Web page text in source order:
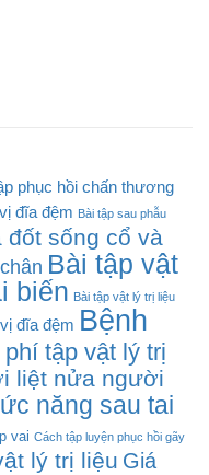
phục hồi chấn thương
đĩa đệm Bài tập sau phẫu
đốt sống cổ và
Bài tập vật
biến Bài tập vật lý trị liệu
đĩa đệm Bệnh
phí tập vật lý trị
liệt nửa người
năng sau tai
vai Cách tập luyện phục hồi gãy
lý trị liệu Giá